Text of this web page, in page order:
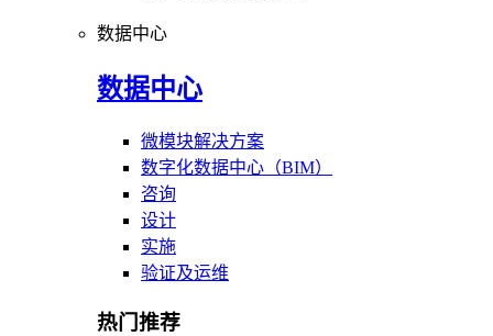
数据中心
数据中心
微模块解决方案
数字化数据中心（BIM）
咨询
设计
实施
验证及运维
热门推荐